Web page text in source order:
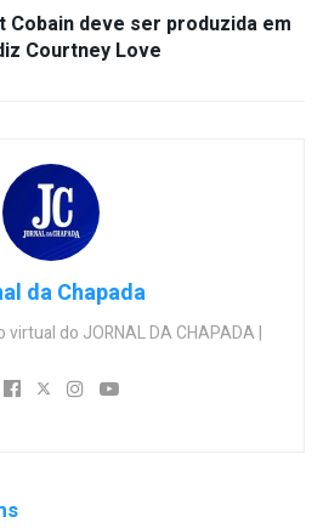
Cobain deve ser produzida em
Courtney Love
da Chapada
virtual do JORNAL DA CHAPADA |